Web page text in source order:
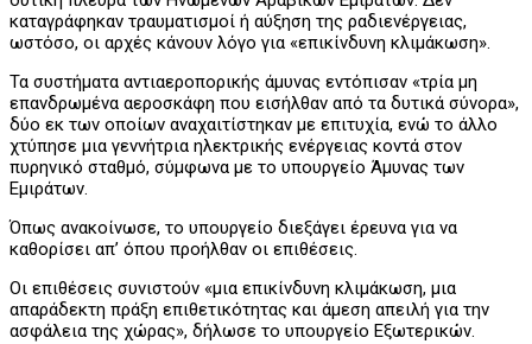
καταγράφηκαν τραυματισμοί ή αύξηση της ραδιενέργειας,
ωστόσο, οι αρχές κάνουν λόγο για «επικίνδυνη κλιμάκωση».
Τα συστήματα αντιαεροπορικής άμυνας εντόπισαν «τρία μη
επανδρωμένα αεροσκάφη που εισήλθαν από τα δυτικά σύνορα»,
δύο εκ των οποίων αναχαιτίστηκαν με επιτυχία, ενώ το άλλο
χτύπησε μια γεννήτρια ηλεκτρικής ενέργειας κοντά στον
πυρηνικό σταθμό, σύμφωνα με το υπουργείο Άμυνας των
Εμιράτων.
Όπως ανακοίνωσε, το υπουργείο διεξάγει έρευνα για να
καθορίσει απ’ όπου προήλθαν οι επιθέσεις.
Οι επιθέσεις συνιστούν «μια επικίνδυνη κλιμάκωση, μια
απαράδεκτη πράξη επιθετικότητας και άμεση απειλή για την
ασφάλεια της χώρας», δήλωσε το υπουργείο Εξωτερικών.